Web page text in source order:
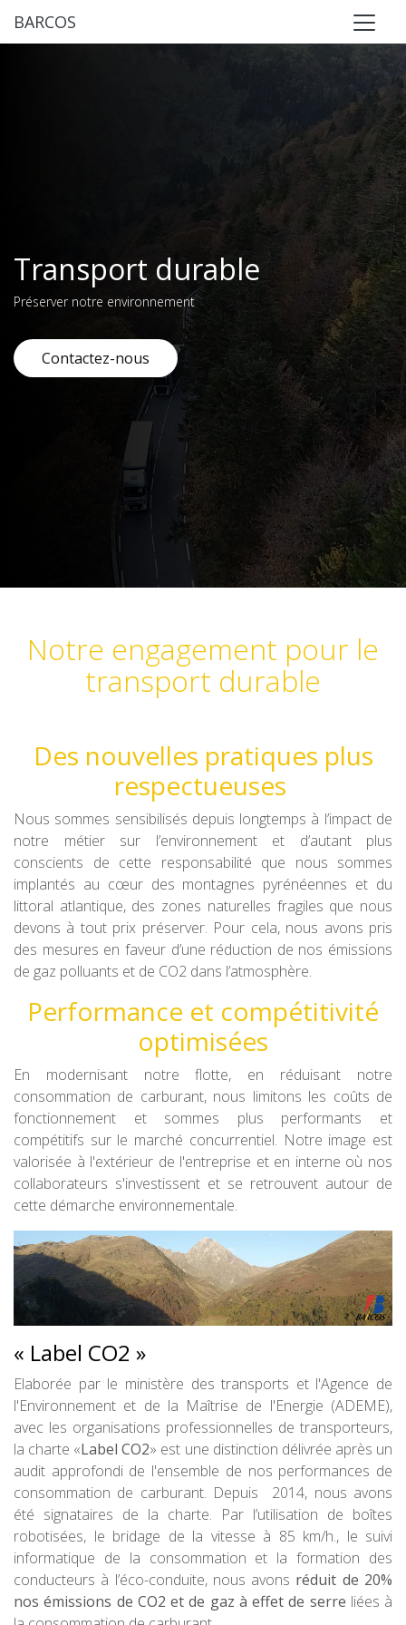
BARCOS
Contactez-nous
Notre métier
Nous prenons la mesure de notre responsabilité
Contactez-nous
Notre engagement pour le
transport durable
Des nouvelles pratiques plus
respectueuses
Nous sommes sensibilisés depuis longtemps à l’impact de
notre métier sur l’environnement et d’autant plus
conscients de cette responsabilité que nous sommes
implantés au cœur des montagnes pyrénéennes et du
littoral atlantique, des zones naturelles fragiles que nous
devons à tout prix préserver. Pour cela, nous avons pris
des mesures en faveur d’une réduction de nos émissions
de gaz polluants et de CO2 dans l’atmosphère.
Performance et compétitivité
optimisées
En modernisant notre flotte, en réduisant notre
consommation de carburant, nous limitons les coûts de
fonctionnement et sommes plus performants et
compétitifs sur le marché concurrentiel. Notre image est
valorisée à l'extérieur de l'entreprise et en interne où nos
collaborateurs s'investissent et se retrouvent autour de
cette démarche environnementale.
« Label CO2 »
Elaborée par le ministère des transports et l'Agence de
l'Environnement et de la Maîtrise de l'Energie (ADEME),
avec les organisations professionnelles de transporteurs,
la charte «Label CO2» est une distinction délivrée après un
audit approfondi de l'ensemble de nos performances de
consommation de carburant. Depuis 2014, nous avons
été signataires de la charte. Par l’utilisation de boîtes
robotisées, le bridage de la vitesse à 85 km/h., le suivi
informatique de la consommation et la formation des
conducteurs à l’éco-conduite, nous avons réduit de 20%
nos émissions de CO2 et de gaz à effet de serre liées à